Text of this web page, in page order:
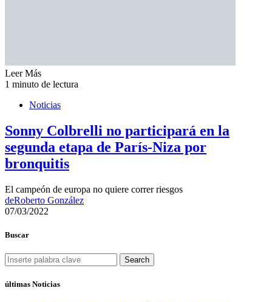
Leer Más
1 minuto de lectura
Noticias
Sonny Colbrelli no participará en la
segunda etapa de París-Niza por
bronquitis
El campeón de europa no quiere correr riesgos
deRoberto González
07/03/2022
Buscar
Search
últimas Noticias